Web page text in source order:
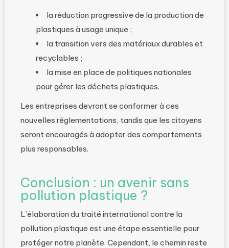
la réduction progressive de la production de
plastiques à usage unique ;
la transition vers des matériaux durables et
recyclables ;
la mise en place de politiques nationales
pour gérer les déchets plastiques.
Les entreprises devront se conformer à ces
nouvelles réglementations, tandis que les citoyens
seront encouragés à adopter des comportements
plus responsables.
Conclusion : un avenir sans
pollution plastique ?
L’élaboration du traité international contre la
pollution plastique est une étape essentielle pour
protéger notre planète. Cependant, le chemin reste